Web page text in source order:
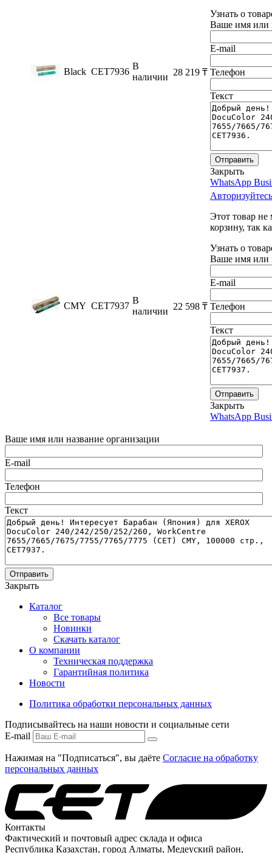
Black CET7936
В
наличии 28 219 ₸
Узнать о
Ваше имя или
E-mail
Телефон
Текст
Отправить
Закрыть
WhatsApp
CMY CET7937
В
наличии 22 598 ₸
Этот товар не
корзину, так
Узнать о
Ваше имя или
E-mail
Телефон
Текст
Отправить
Закрыть
WhatsApp
Ваше имя или название организации
E-mail
Телефон
Текст
Отправить
Закрыть
Каталог
Все товары
Новинки
Скачать каталог
О компании
Техническая поддержка
Гарантийная политика
Новости
Политика обработки персональных данных
Подписывайтесь на наши новости и социальные сети
E-mail
Нажимая на "Подписаться", вы даёте Согласие на обработку
персональных данных
Контакты
Фактический и почтовый адрес склада и офиса
Республика Казахстан, город Алматы, Медеуский район,